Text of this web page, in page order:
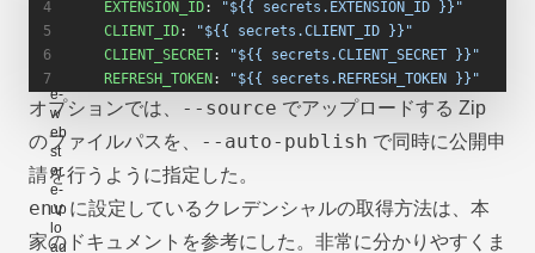
    EXTENSION_ID
:
"${{ secrets.EXTENSION_ID }}"
    CLIENT_ID
:
"${{ secrets.CLIENT_ID }}"
    CLIENT_SECRET
:
"${{ secrets.CLIENT_SECRET }}"
    REFRESH_TOKEN
: "${{ secrets.REFRESH_TOKEN }}"
オプションでは、 --source でアップロードする Zip
のファイルパスを、
--auto-publish で同時に公開申
請を行うように指定した。
envに設定しているクレデンシャルの取得方法は、本
家のドキュメントを参考にした。非常に分かりやすくま